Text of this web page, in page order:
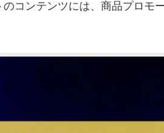
コンテンツには、商品プロモ